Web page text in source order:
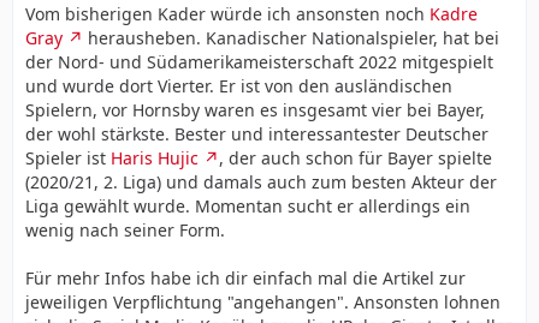
Vom bisherigen Kader würde ich ansonsten noch Kadre
Gray
herausheben. Kanadischer Nationalspieler, hat bei
der Nord- und Südamerikameisterschaft 2022 mitgespielt
und wurde dort Vierter. Er ist von den ausländischen
Spielern, vor Hornsby waren es insgesamt vier bei Bayer,
der wohl stärkste. Bester und interessantester Deutscher
Spieler ist Haris Hujic
, der auch schon für Bayer spielte
(2020/21, 2. Liga) und damals auch zum besten Akteur der
Liga gewählt wurde. Momentan sucht er allerdings ein
wenig nach seiner Form.
Für mehr Infos habe ich dir einfach mal die Artikel zur
jeweiligen Verpflichtung "angehangen". Ansonsten lohnen